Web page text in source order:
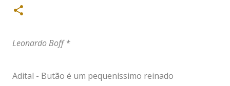
Leonardo Boff *
Adital - Butão é um pequeníssimo reinado